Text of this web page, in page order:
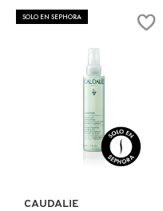
PATCHOLOGY
SOLO EN SEPHORA
Ver más
CAUDALIE